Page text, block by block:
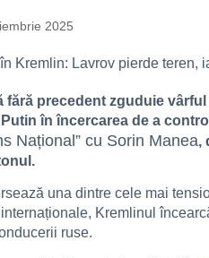
2025
fără precedent zguduie
în încercarea de a
Național” cu Sorin Manea,
una dintre cele mai
Kremlinul
ruse.